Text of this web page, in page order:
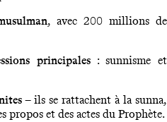
, avec 200 millions de
principales : sunnisme et
– ils se rattachent à la sunna,
et des actes du Prophète.